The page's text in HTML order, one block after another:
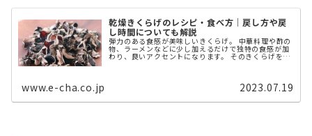
乾燥きくらげのレシピ・食べ方｜戻し方や戻
し時間についても解説
弾力のある食感が美味しいきくらげ。 中華料理や酢の
物、ラーメンなどに少し加えるだけで独特の食感が加
わり、良いアクセントになります。 そのきくらげを長
www.e-cha.co.jp 2023.07.19